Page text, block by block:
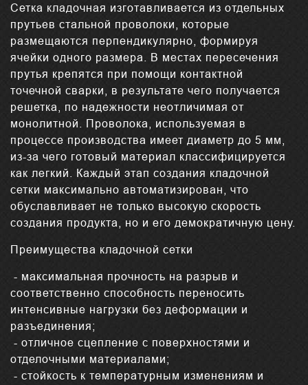
Сетка кладочная изготавливается из отдельных
прутьев стальной проволоки, которые
размещаются перпендикулярно, формируя
ячейки одного размера. В местах пересечения
прутья крепятся при помощи контактной
точечной сварки, в результате чего получается
решетка, по надежности неотличимая от
монолитной. Проволока, используемая в
процессе производства имеет диаметр до 5 мм,
из-за чего готовый материал классифицируется
как легкий. Каждый этап создания кладочной
сетки максимально автоматизирован, что
обуславливает не только высокую скорость
создания продукта, но и его демократичную цену.
Преимущества кладочной сетки
- максимальная прочность на разрыв и
соответственно способность переносить
интенсивные нагрузки без деформации и
разъединения;
- отличное сцепление с поверхностями и
отделочными материалами;
- стойкость к температурным изменениям и